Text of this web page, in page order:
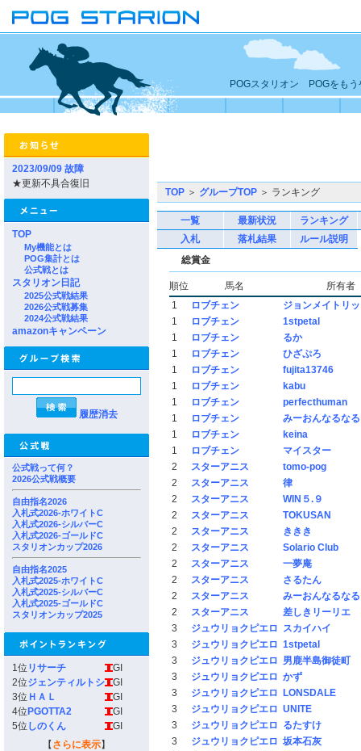
POGスタリオン POGをもう
2023/09/09 故障
★更新不具合復旧
TOP
My機能とは
POG集計とは
公式戦とは
スタリオン日記
2025公式戦結果
2026公式戦募集
2024公式戦結果
amazonキャンペーン
履歴消去
公式戦って何？
2026公式戦概要
自由指名2026
入札式2026-ホワイトC
入札式2026-シルバーC
入札式2026-ゴールドC
スタリオンカップ2026
自由指名2025
入札式2025-ホワイトC
入札式2025-シルバーC
入札式2025-ゴールドC
スタリオンカップ2025
1位 リサーチ
GI
2位ジェンティルトシ
GI
3位 ＨＡＬ
GI
4位 PGOTTA2
GI
5位 しのくん
GI
【 さらに表示】
TOP ＞ グループTOP ＞ ランキング
一覧 最新状況
ランキング
入札
落札結果
ルール説明
総賞金
順位 馬名
所有者
1
ロブチェン
ジョンメイトリ
1
ロブチェン
1stpetal
1
ロブチェン
るか
1
ロブチェン
ひざぷろ
1
ロブチェン
fujita13746
1
ロブチェン
kabu
1
ロブチェン
perfecthuman
1
ロブチェン
みーおんなるなる
1
ロブチェン
keina
1
ロブチェン
マイスター
2
スターアニス
tomo-pog
2
スターアニス
律
2
スターアニス
WIN５.９
2
スターアニス
TOKUSAN
2
スターアニス
ききき
2
スターアニス
Solario Club
2
スターアニス
一夢庵
2
スターアニス
さるたん
2
スターアニス
みーおんなるなる
2
スターアニス
差しきリーリエ
3
ジュウリョクピエロ スカイハイ
3
ジュウリョクピエロ 1stpetal
3
ジュウリョクピエロ 男鹿半島御徒町
3
ジュウリョクピエロ かず
3
ジュウリョクピエロ
LONSDALE
3
ジュウリョクピエロ UNITE
3
ジュウリョクピエロ るたすけ
3
ジュウリョクピエロ 坂本石灰